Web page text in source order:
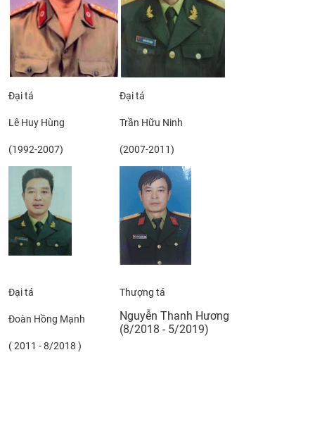
Đại tá
Lê Huy Hùng
(1992-2007)
Đại tá
Trần Hữu Ninh
(2007-2011)
Đại tá
Đoàn Hồng Mạnh
( 2011 - 8/2018 )​
​Thượng tá
Nguyễn Thanh Hương
(8/2018 - 5/2019)